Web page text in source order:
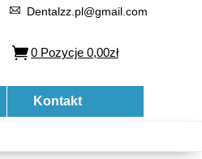
Dentalzz.pl@gmail.com
0 Pozycje 0,00zł
Kontakt